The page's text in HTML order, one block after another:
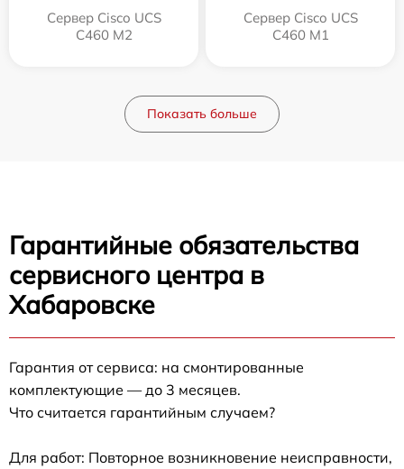
Сервер Cisco UCS
C460 M2
Сервер Cisco UCS
C460 M1
Показать больше
Гарантийные обязательства
сервисного центра в
Хабаровске
Гарантия от сервиса: на смонтированные
комплектующие — до 3 месяцев.
Что считается гарантийным случаем?
Для работ: Повторное возникновение неисправности,